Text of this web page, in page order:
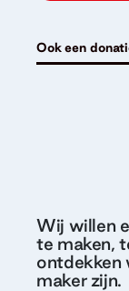
Ook een
Wij willen
te maken,
ontdekken
maker zijn.